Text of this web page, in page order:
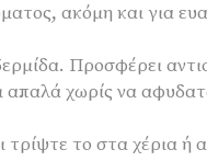
ακόμη και για
Προσφέρει
απαλά χωρίς να
το στα χέρια ή